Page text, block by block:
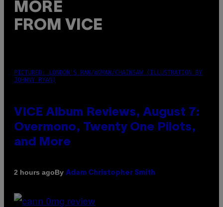
MORE
FROM VICE
PICTURED: LONDON'S MAN/WOMAN/CHAINSAW (ILLUSTRATION BY
JOHNNY RYAN)
VICE Album Reviews, August 7:
Overmono, Twenty One Pilots,
and More
2 hours agoBy Adam Christopher Smith